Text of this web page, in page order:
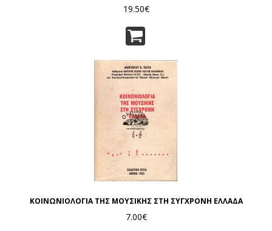
19.50€
ΚΟΙΝΩΝΙΟΛΟΓΙΑ ΤΗΣ ΜΟΥΣΙΚΗΣ ΣΤΗ ΣΥΓΧΡΟΝΗ ΕΛΛΑΔΑ
7.00€